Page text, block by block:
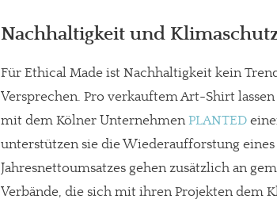
Nachhaltigkeit und
Für Ethical Made ist Nachhaltigkeit kein
Versprechen. Pro verkauftem Art-Shirt
mit dem Kölner Unternehmen PLANTED
unterstützen sie die Wiederaufforstung eines
Jahresnettoumsatzes gehen zusätzlich an
Verbände, die sich mit ihren Projekten dem